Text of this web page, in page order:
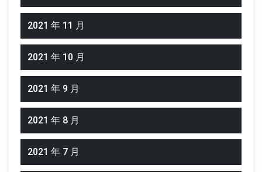
2021 年 11 月
2021 年 10 月
2021 年 9 月
2021 年 8 月
2021 年 7 月